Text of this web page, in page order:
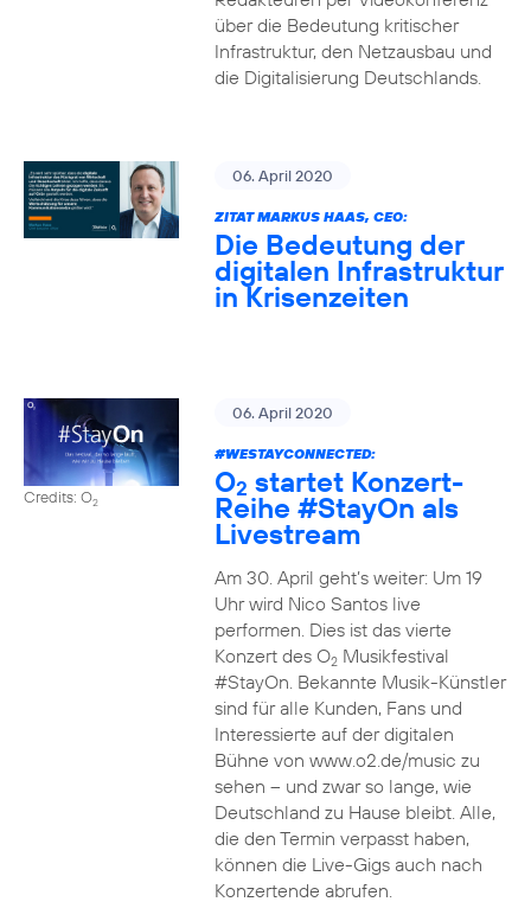
über die Bedeutung kritischer
Infrastruktur, den Netzausbau und
die Digitalisierung Deutschlands.
06. April 2020
ZITAT MARKUS HAAS, CEO:
Die Bedeutung der
digitalen Infrastruktur
in Krisenzeiten
Credits: O2
06. April 2020
#WESTAYCONNECTED:
O2 startet Konzert-
Reihe #StayOn als
Livestream
Am 30. April geht’s weiter: Um 19
Uhr wird Nico Santos live
performen. Dies ist das vierte
Konzert des O2Musikfestival
#StayOn. Bekannte Musik-Künstler
sind für alle Kunden, Fans und
Interessierte auf der digitalen
Bühne von www.o2.de/music zu
sehen – und zwar so lange, wie
Deutschland zu Hause bleibt. Alle,
die den Termin verpasst haben,
können die Live-Gigs auch nach
Konzertende abrufen.